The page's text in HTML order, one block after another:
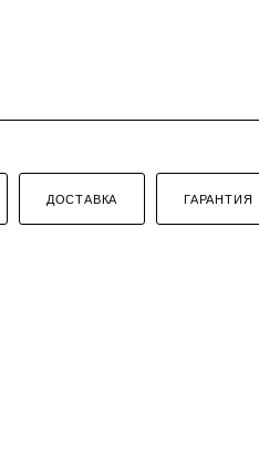
ДОСТАВКА ГАРАНТИЯ